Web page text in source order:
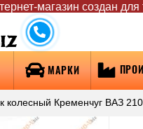
магазин создан для
МАРКИ
колесный Кременчуг ВАЗ